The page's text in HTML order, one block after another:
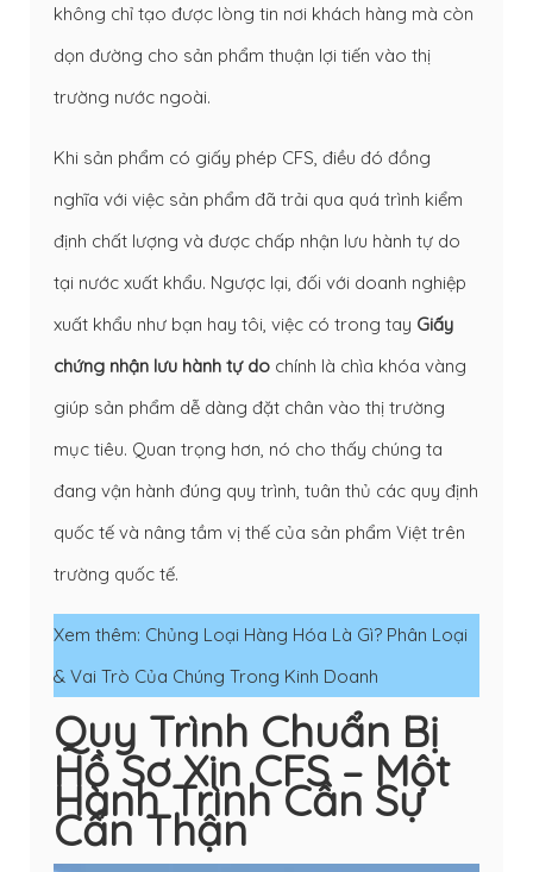
không chỉ tạo được lòng tin nơi khách hàng mà còn
dọn đường cho sản phẩm thuận lợi tiến vào thị
trường nước ngoài.
Khi sản phẩm có giấy phép CFS, điều đó đồng
nghĩa với việc sản phẩm đã trải qua quá trình kiểm
định chất lượng và được chấp nhận lưu hành tự do
tại nước xuất khẩu. Ngược lại, đối với doanh nghiệp
xuất khẩu như bạn hay tôi, việc có trong tay Giấy
chứng nhận lưu hành tự do chính là chìa khóa vàng
giúp sản phẩm dễ dàng đặt chân vào thị trường
mục tiêu. Quan trọng hơn, nó cho thấy chúng ta
đang vận hành đúng quy trình, tuân thủ các quy định
quốc tế và nâng tầm vị thế của sản phẩm Việt trên
trường quốc tế.
Xem thêm: Chủng Loại Hàng Hóa Là Gì? Phân Loại
& Vai Trò Của Chúng Trong Kinh Doanh
Quy Trình Chuẩn Bị
Hồ Sơ Xin CFS – Một
Hành Trình Cần Sự
Cẩn Thận